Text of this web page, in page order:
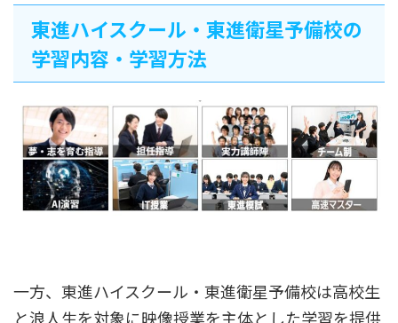
東進ハイスクール・東進衛星予備校の
学習内容・学習方法
一方、東進ハイスクール・東進衛星予備校は高校生
と浪人生を対象に映像授業を主体とした学習を提供